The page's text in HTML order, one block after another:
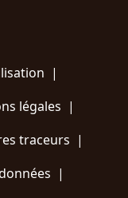
|
légales |
traceurs |
|